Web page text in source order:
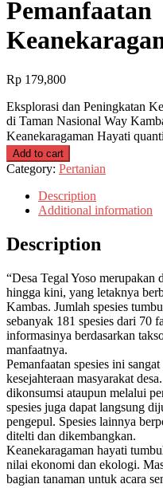
Pemanfaatan
Rp 179,800
Eksplorasi dan Peningkatan
di Taman Nasional Way
Keanekaragaman Hayati
Add to cart
Category: Pertanian
Description
Additional information
Description
“Desa Tegal Yoso merupakan
hingga kini, yang letaknya
Kambas. Jumlah spesies
sebanyak 181 spesies dari 70
informasinya berdasarkan
manfaatnya.
Pemanfaatan spesies ini
kesejahteraan masyarakat
dikonsumsi ataupun melalui
spesies juga dapat langsung
pengepul. Spesies lainnya
ditelti dan dikembangkan.
Keanekaragaman hayati
nilai ekonomi dan ekologi.
bagian tanaman untuk acara